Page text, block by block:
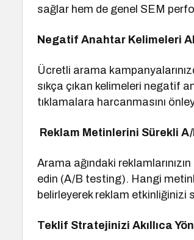
sağlar hem de genel SEM
Negatif Anahtar Kelimeleri
Ücretli arama
sıkça çıkan kelimeleri negatif
tıklamalara harcanmasını
Reklam Metinlerini Sürekli
Arama ağındaki
edin (A/B testing). Hangi
belirleyerek reklam etkinliğinizi
Teklif Stratejinizi Akıllıca